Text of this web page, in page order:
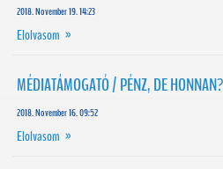
2018. November 19. 14:23
Elolvasom »
MÉDIATÁMOGATÓ / PÉNZ, DE
2018. November 16. 09:52
Elolvasom »